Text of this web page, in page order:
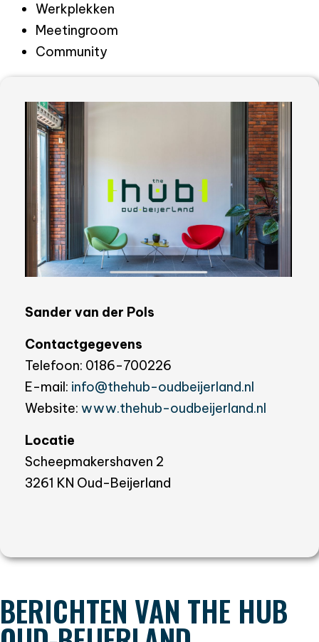
Werkplekken
Meetingroom
Community
Sander van der Pols
Contactgegevens
Telefoon: 0186-700226
E-mail: info@thehub-oudbeijerland.nl
Website: www.thehub-oudbeijerland.nl
Locatie
Scheepmakershaven 2
3261 KN Oud-Beijerland
BERICHTEN VAN THE HUB